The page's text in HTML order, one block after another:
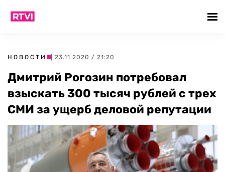
НОВОСТИ | 23.11.2020 / 21:20
Дмитрий Рогозин потребовал
взыскать 300 тысяч рублей с трех
СМИ за ущерб деловой репутации